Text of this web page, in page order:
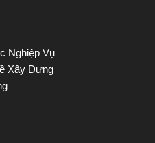
Nghiệp Vụ
Xây Dựng